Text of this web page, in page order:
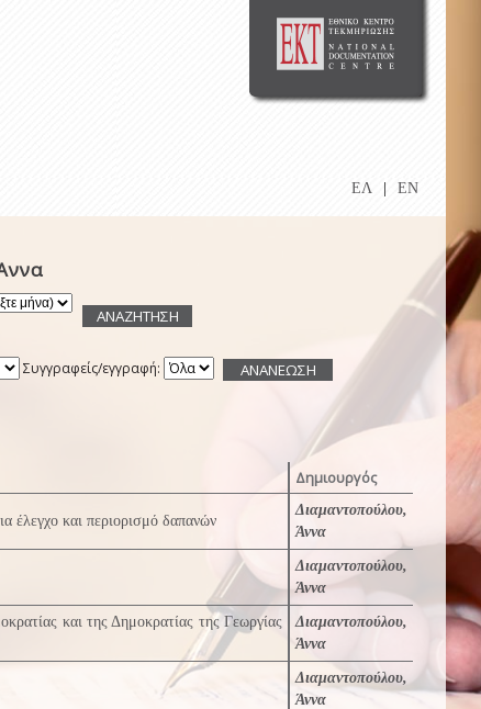
ΕΛ EN
Συγγραφείς/εγγραφή:
Δημιουργός
και περιορισμό δαπανών
Διαμαντοπούλου,
Άννα
Διαμαντοπούλου,
Άννα
και της Δημοκρατίας της Γεωργίας
Διαμαντοπούλου,
Άννα
Διαμαντοπούλου,
Άννα